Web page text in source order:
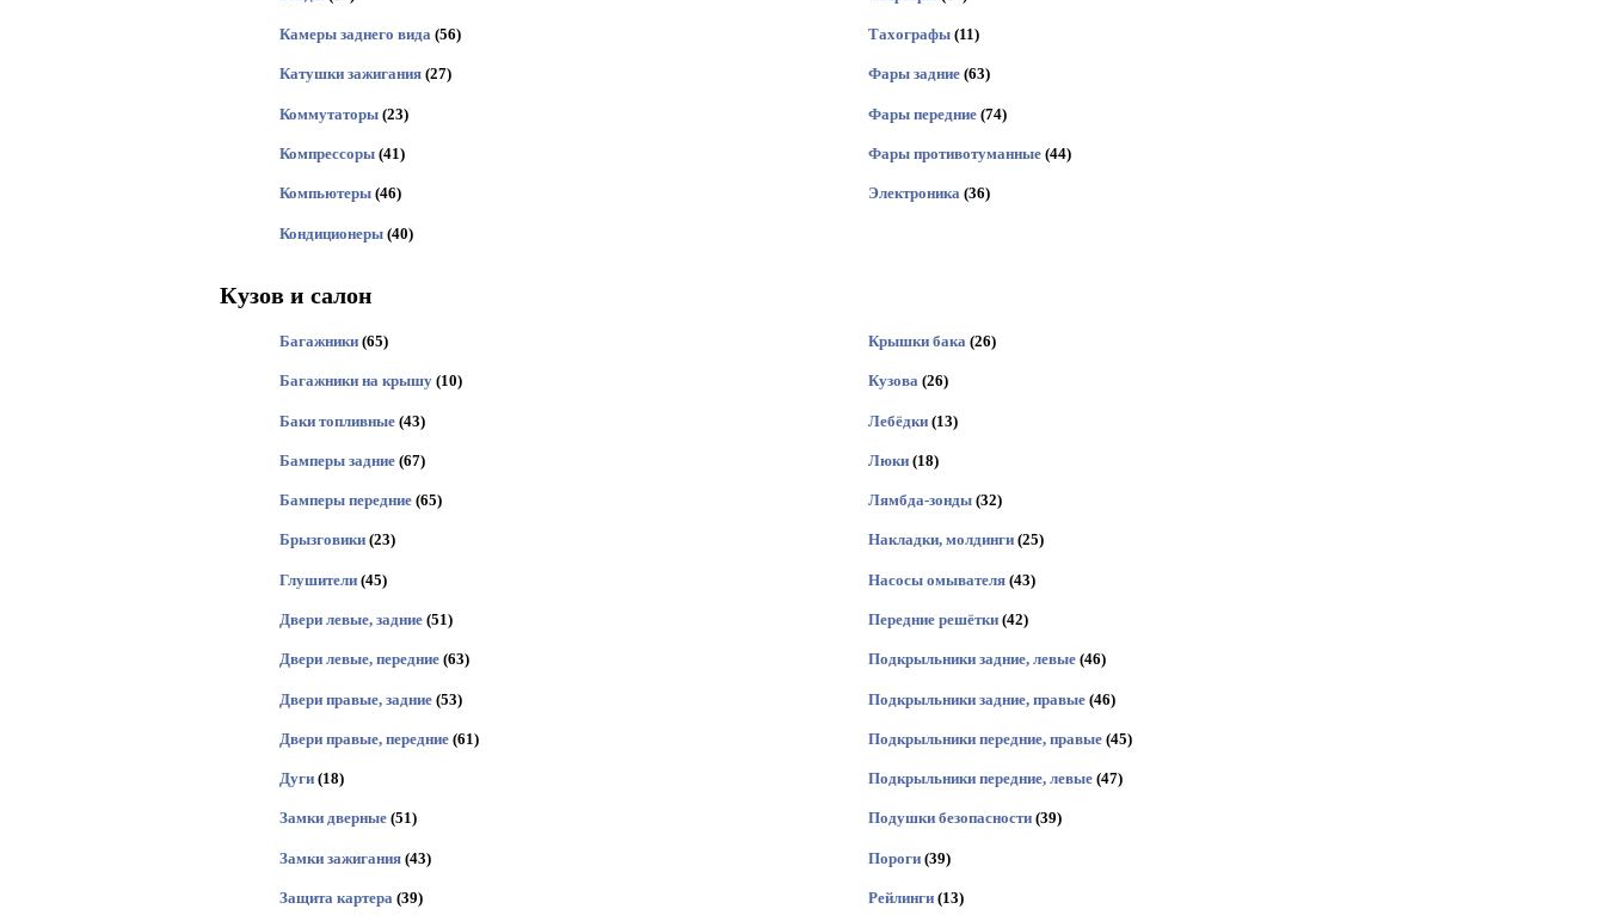
Камеры заднего вида (56)
Катушки зажигания (27)
Коммутаторы (23)
Компрессоры (41)
Компьютеры (46)
Кондиционеры (40)
Тахографы (11)
Фары задние (63)
Фары передние (74)
Фары противотуманные (44)
Электроника (36)
Кузов и салон
Багажники (65)
Багажники на крышу (10)
Баки топливные (43)
Бамперы задние (67)
Бамперы передние (65)
Брызговики (23)
Глушители (45)
Двери левые, задние (51)
Двери левые, передние (63)
Двери правые, задние (53)
Двери правые, передние (61)
Дуги (18)
Замки дверные (51)
Замки зажигания (43)
Защита картера (39)
Крышки бака (26)
Кузова (26)
Лебёдки (13)
Люки (18)
Лямбда-зонды (32)
Накладки, молдинги (25)
Насосы омывателя (43)
Передние решётки (42)
Подкрыльники задние, левые (46)
Подкрыльники задние, правые (46)
Подкрыльники передние, правые (45)
Подкрыльники передние, левые (47)
Подушки безопасности (39)
Пороги (39)
Рейлинги (13)